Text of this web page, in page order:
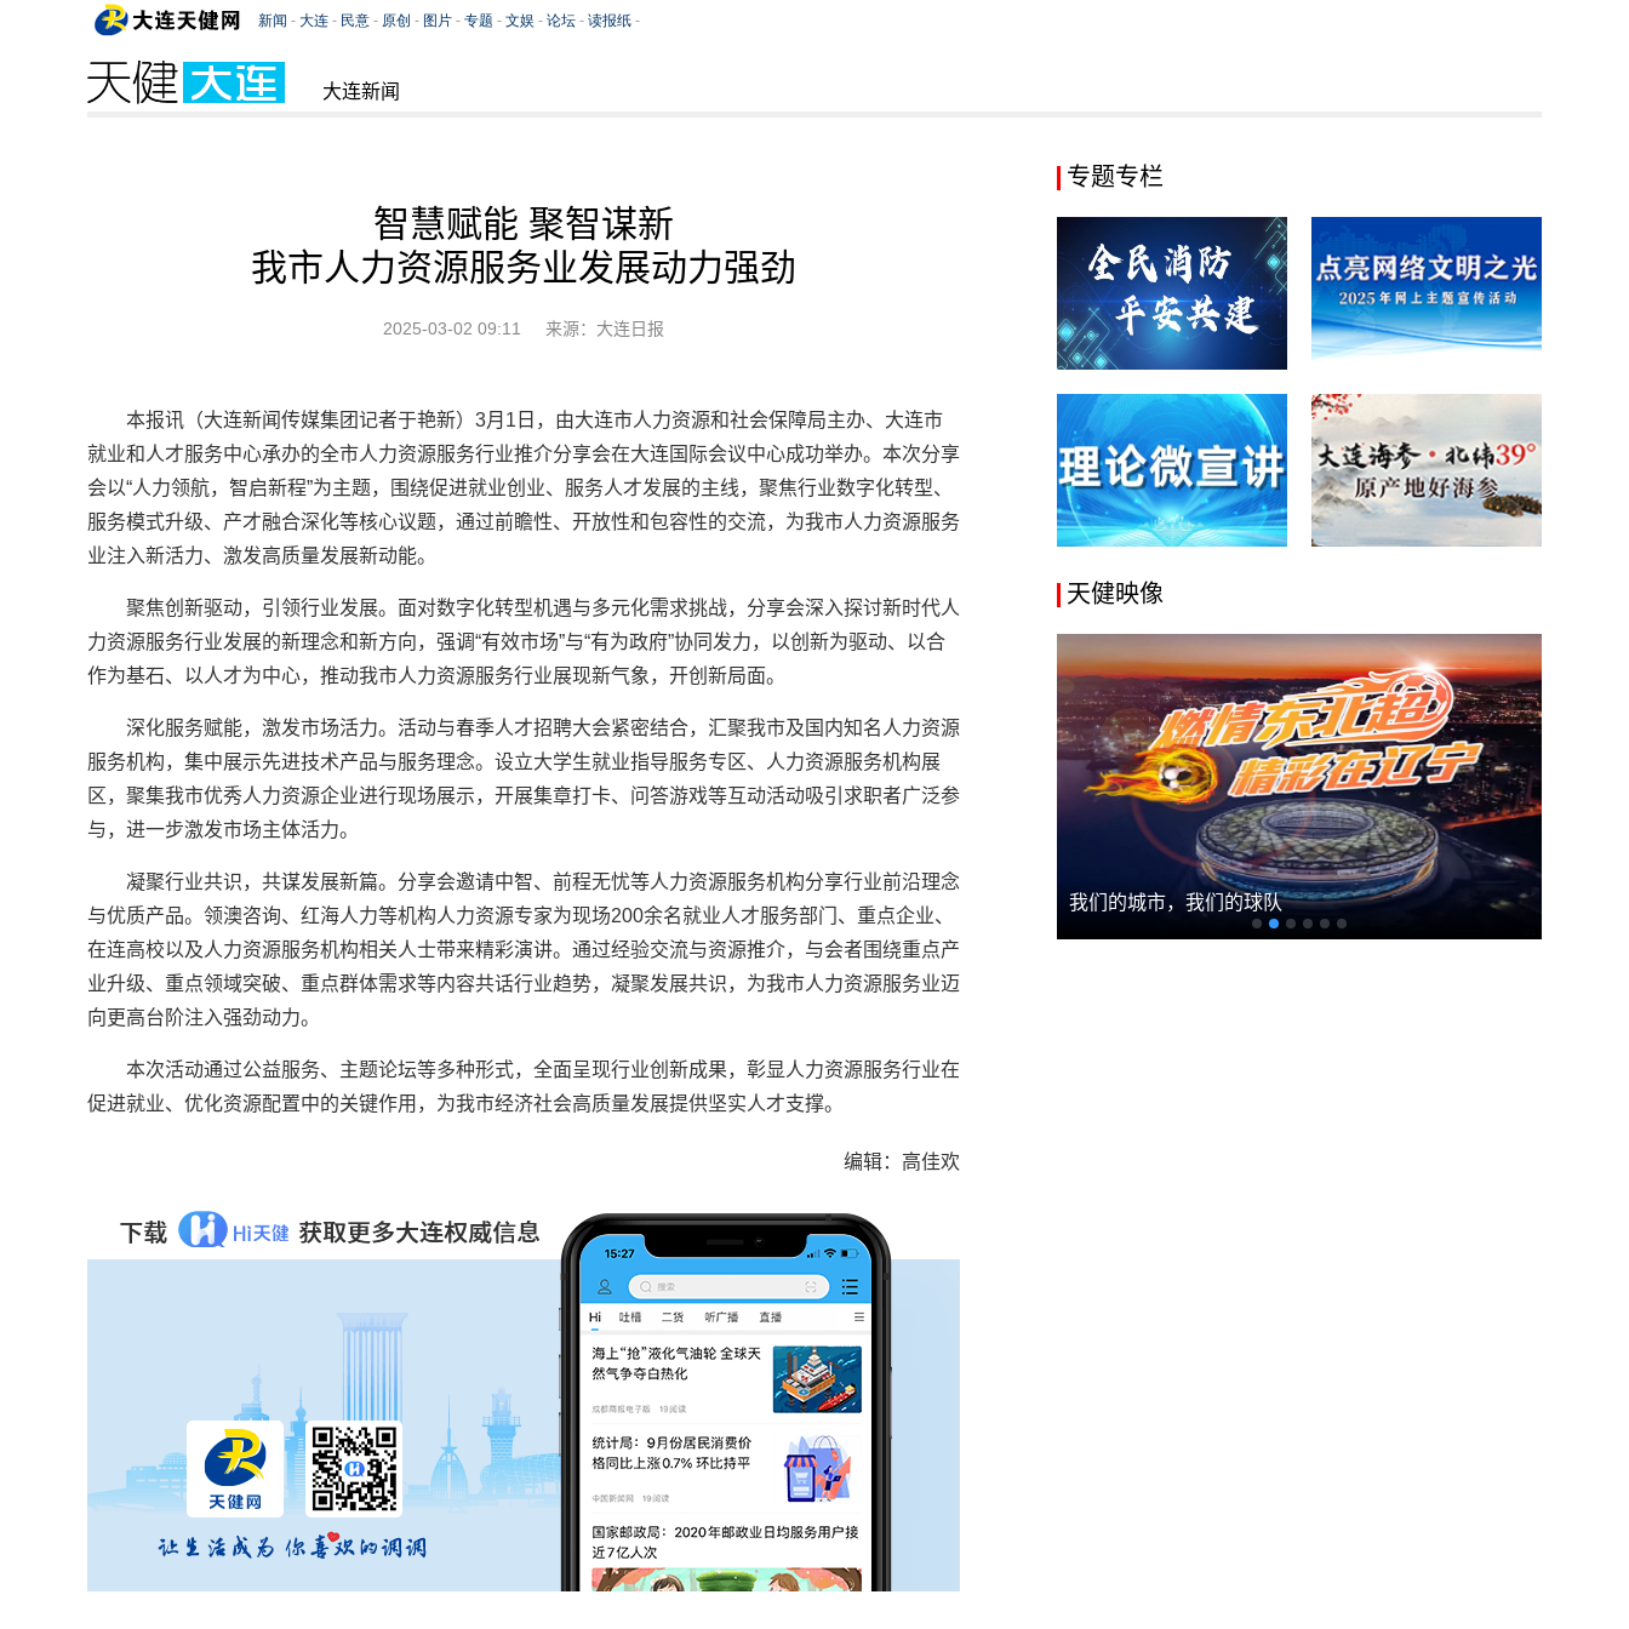
大连新闻
智慧赋能 聚智谋新
我市人力资源服务业发展动力强劲
2025-03-02 09:11 来源：大连日报
本报讯（大连新闻传媒集团记者于艳新）3月1日，由大连市人力资源和社会保障局主办、大连市
就业和人才服务中心承办的全市人力资源服务行业推介分享会在大连国际会议中心成功举办。本次分享
会以“人力领航，智启新程”为主题，围绕促进就业创业、服务人才发展的主线，聚焦行业数字化转型、
服务模式升级、产才融合深化等核心议题，通过前瞻性、开放性和包容性的交流，为我市人力资源服务
业注入新活力、激发高质量发展新动能。
聚焦创新驱动，引领行业发展。面对数字化转型机遇与多元化需求挑战，分享会深入探讨新时代人
力资源服务行业发展的新理念和新方向，强调“有效市场”与“有为政府”协同发力，以创新为驱动、以合
作为基石、以人才为中心，推动我市人力资源服务行业展现新气象，开创新局面。
深化服务赋能，激发市场活力。活动与春季人才招聘大会紧密结合，汇聚我市及国内知名人力资源
服务机构，集中展示先进技术产品与服务理念。设立大学生就业指导服务专区、人力资源服务机构展
区，聚集我市优秀人力资源企业进行现场展示，开展集章打卡、问答游戏等互动活动吸引求职者广泛参
与，进一步激发市场主体活力。
凝聚行业共识，共谋发展新篇。分享会邀请中智、前程无忧等人力资源服务机构分享行业前沿理念
与优质产品。领澳咨询、红海人力等机构人力资源专家为现场200余名就业人才服务部门、重点企业、
在连高校以及人力资源服务机构相关人士带来精彩演讲。通过经验交流与资源推介，与会者围绕重点产
业升级、重点领域突破、重点群体需求等内容共话行业趋势，凝聚发展共识，为我市人力资源服务业迈
向更高台阶注入强劲动力。
本次活动通过公益服务、主题论坛等多种形式，全面呈现行业创新成果，彰显人力资源服务行业在
促进就业、优化资源配置中的关键作用，为我市经济社会高质量发展提供坚实人才支撑。
编辑：高佳欢